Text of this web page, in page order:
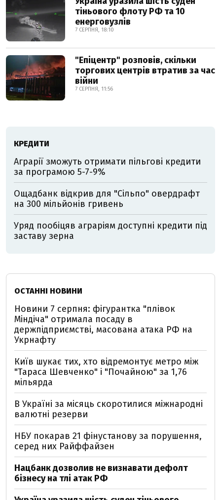
тіньового флоту РФ та 10
енерговузлів
7 СЕРПНЯ, 18:10
"Епіцентр" розповів, скільки
торгових центрів втратив за час
війни
7 СЕРПНЯ, 11:56
КРЕДИТИ
Аграрії зможуть отримати пільгові кредити
за програмою 5-7-9%
Ощадбанк відкрив для "Сільпо" овердрафт
на 300 мільйонів гривень
Уряд пообіцяв аграріям доступні кредити під
заставу зерна
ОСТАННІ НОВИНИ
Новини 7 серпня: фігурантка "плівок
Міндіча" отримала посаду в
держпідприємстві, масована атака РФ на
Укрнафту
Київ шукає тих, хто відремонтує метро між
"Тараса Шевченко" і "Почайною" за 1,76
мільярда
В Україні за місяць скоротилися міжнародні
валютні резерви
НБУ покарав 21 фінустанову за порушення,
серед них Райффайзен
Нацбанк дозволив не визнавати дефолт
бізнесу на тлі атак РФ